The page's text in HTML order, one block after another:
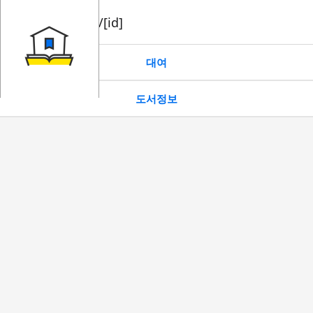
book/rent/[id]
대여
도서정보